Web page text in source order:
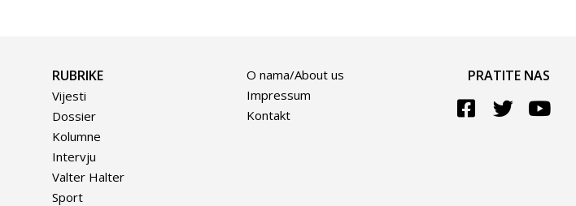
RUBRIKE
Vijesti
Dossier
Kolumne
Intervju
Valter Halter
Sport
O nama/About us
Impressum
Kontakt
PRATITE NAS